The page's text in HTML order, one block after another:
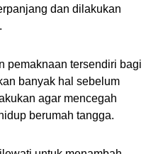
dan dilakukan
pemaknaan tersendiri bagi
banyak hal sebelum
agar mencegah
berumah tangga.